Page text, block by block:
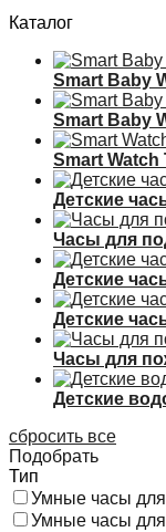
Каталог
Smart Baby
Smart Baby
Smart Watch
Детские
Часы для
Детские
Детские
Часы для
Детские
сбросить все
Подобрать
Тип
Умные часы для
Умные часы для